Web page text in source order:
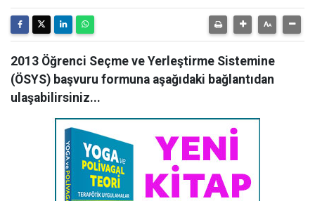
2013 Öğrenci Seçme ve Yerleştirme Sistemine
(ÖSYS) başvuru formuna aşağıdaki bağlantıdan
ulaşabilirsiniz...